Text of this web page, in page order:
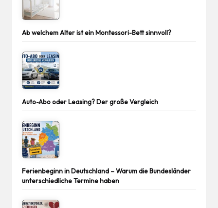
Ab welchem Alter ist ein Montessori-Bett sinnvoll?
Auto-Abo oder Leasing? Der große Vergleich
Ferienbeginn in Deutschland – Warum die Bundesländer
unterschiedliche Termine haben